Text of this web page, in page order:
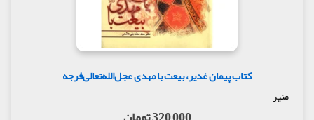
کتاب پیمان غدیر، بیعت با مهدی عجل‌الله‌تعالی‌فرجه
منیر